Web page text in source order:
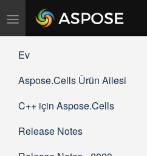
Gezinmeyi
Ev
Aspose.Cells Ürün Ailesi
C++ için Aspose.Cells
Release Notes